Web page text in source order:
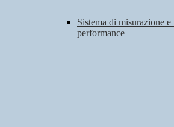
Sistema di misurazione
performance